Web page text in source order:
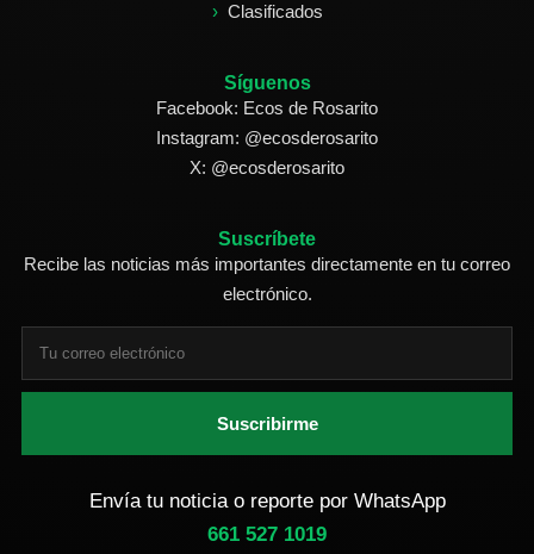
Clasificados
Síguenos
Facebook: Ecos de Rosarito
Instagram: @ecosderosarito
X: @ecosderosarito
Suscríbete
Recibe las noticias más importantes directamente en tu correo
electrónico.
Suscribirme
Envía tu noticia o reporte por WhatsApp
661 527 1019